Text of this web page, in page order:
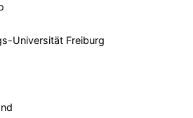
Universität Freiburg